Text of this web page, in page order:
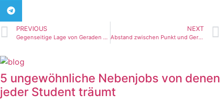
PREVIOUS
Gegenseitige Lage von Geraden – Teil 1 (Tutorial)
NEXT
Abstand zwischen Punkt und Gerade berechnen – Teil 1 (Tutorial)
5 ungewöhnliche Nebenjobs von denen
jeder Student träumt